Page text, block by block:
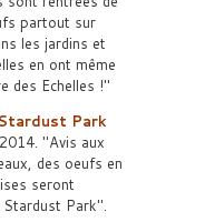
partout sur
les jardins et
en ont même
des Echelles !
Park
Avis aux
des oeufs en
seront
Stardust Park .